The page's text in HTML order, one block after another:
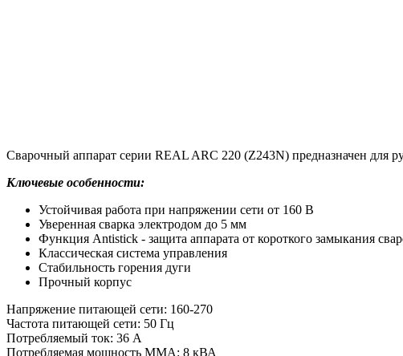
Сварочный аппарат серии REAL ARC 220 (Z243N) предназначен для
Ключевые особенности:
Устойчивая работа при напряжении сети от 160 В
Уверенная сварка электродом до 5 мм
Функция Antistick - защита аппарата от короткого замыкания
Классическая система управления
Стабильность горения дуги
Прочный корпус
Напряжение питающей сети: 160-270
Частота питающей сети: 50 Гц
Потребляемый ток: 36 А
Потребляемая мощность ММА: 8 кВА